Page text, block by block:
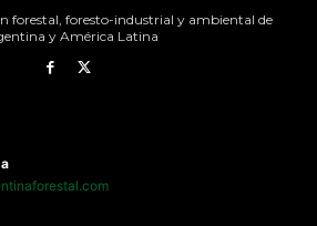
forestal, foresto-industrial y ambiental de
y América Latina